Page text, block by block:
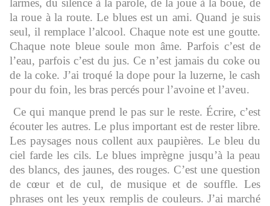
larmes, du silence à la parole, de la joue à la boue, de
la roue à la route. Le blues est un ami. Quand je suis
seul, il remplace l’alcool. Chaque note est une goutte.
Chaque note bleue soule mon âme. Parfois c’est de
l’eau, parfois c’est du jus. Ce n’est jamais du coke ou
de la coke. J’ai troqué la dope pour la luzerne, le cash
pour du foin, les bras percés pour l’avoine et l’aveu.
Ce qui manque prend le pas sur le reste. Écrire, c’est
écouter les autres. Le plus important est de rester libre.
Les paysages nous collent aux paupières. Le bleu du
ciel farde les cils. Le blues imprègne jusqu’à la peau
des blancs, des jaunes, des rouges. C’est une question
de cœur et de cul, de musique et de souffle. Les
phrases ont les yeux remplis de couleurs. J’ai marché